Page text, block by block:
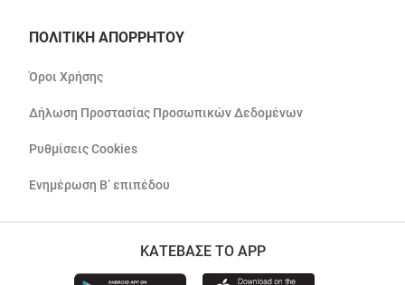
ΠΟΛΙΤΙΚΗ ΑΠΟΡΡΗΤΟΥ
Όροι Χρήσης
Δήλωση Προστασίας Προσωπικών Δεδομένων
Ρυθμίσεις Cookies
Ενημέρωση Β’ επιπέδου
ΚΑΤΕΒΑΣΕ ΤΟ APP